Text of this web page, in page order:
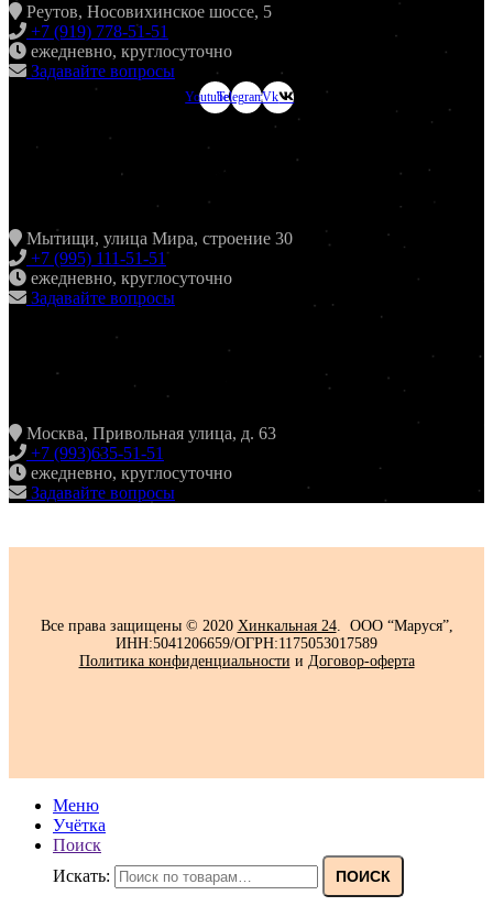
Реутов, Носовихинское шоссе, 5
+7 (919) 778-51-51
ежедневно, круглосуточно
Задавайте вопросы
YoutubeTelegramVk
ХИНКАЛЬНАЯ24
Мытищи, улица Мира, строение 30
+7 (995) 111-51-51
ежедневно, круглосуточно
Задавайте вопросы
Москва, Привольная улица, д. 63
+7 (993)635-51-51
ежедневно, круглосуточно
Задавайте вопросы
Все права защищены © 2020 Хинкальная 24. ООО “Маруся”,
ИНН:5041206659/ОГРН:1175053017589
Политика конфиденциальности‍ и Договор-оферта
Меню
Учётка
Поиск
Искать:
ПОИСК